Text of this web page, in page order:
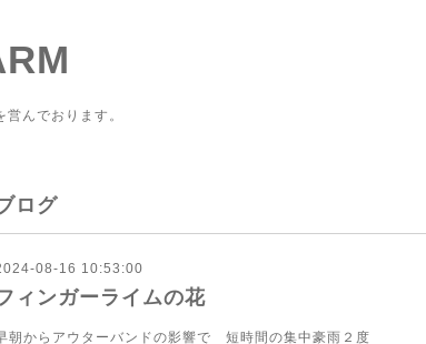
んでおります。
ログ
08-16 10:53:00
ィンガーライムの花
朝からアウターバンドの影響で 短時間の集中豪雨２度